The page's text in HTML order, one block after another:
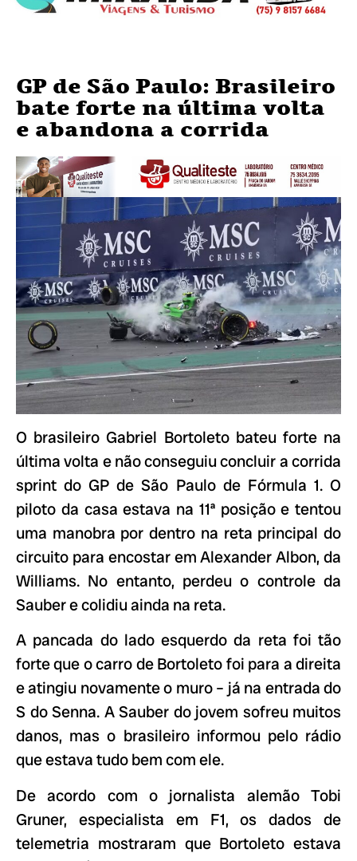
GP de São Paulo: Brasileiro
bate forte na última volta
e abandona a corrida
O brasileiro Gabriel Bortoleto bateu forte na
última volta e não conseguiu concluir a corrida
sprint do GP de São Paulo de Fórmula 1. O
piloto da casa estava na 11ª posição e tentou
uma manobra por dentro na reta principal do
circuito para encostar em Alexander Albon, da
Williams. No entanto, perdeu o controle da
Sauber e colidiu ainda na reta.
A pancada do lado esquerdo da reta foi tão
forte que o carro de Bortoleto foi para a direita
e atingiu novamente o muro – já na entrada do
S do Senna. A Sauber do jovem sofreu muitos
danos, mas o brasileiro informou pelo rádio
que estava tudo bem com ele.
De acordo com o jornalista alemão Tobi
Gruner, especialista em F1, os dados de
telemetria mostraram que Bortoleto estava